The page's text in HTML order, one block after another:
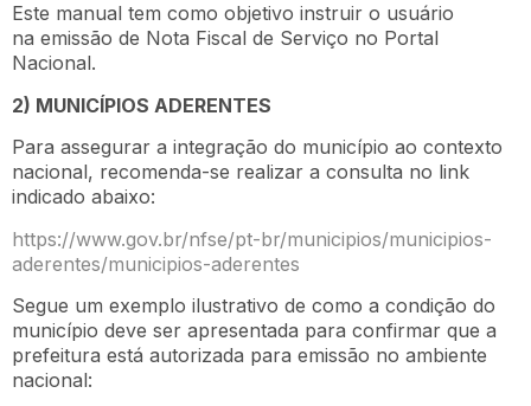
Este manual tem como objetivo instruir o usuário
na emissão de Nota Fiscal de Serviço no Portal
Nacional.
2) MUNICÍPIOS ADERENTES
Para assegurar a integração do município ao contexto
nacional, recomenda-se realizar a consulta no link
indicado abaixo:
https://www.gov.br/nfse/pt-br/municipios/municipios-
aderentes/municipios-aderentes
Segue um exemplo ilustrativo de como a condição do
município deve ser apresentada para confirmar que a
prefeitura está autorizada para emissão no ambiente
nacional: